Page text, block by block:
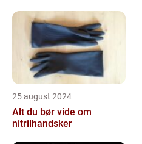
25 august 2024
Alt du bør vide om
nitrilhandsker